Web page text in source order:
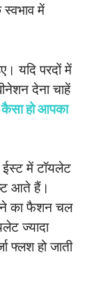
में
यदि परदों में
देना चाहें
हो आपका
ईस्ट में टॉयलेट
आते हैं।
का फैशन चल
ज्यादा
फ्लश हो जाती